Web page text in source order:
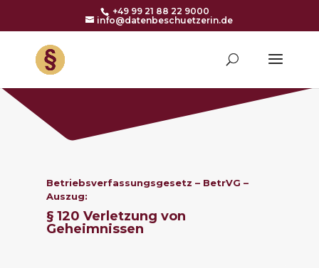
+49 99 21 88 22 9000
info@datenbeschuetzerin.de
Betriebsverfassungsgesetz – BetrVG –
Auszug:
§ 120 Verletzung von
Geheimnissen